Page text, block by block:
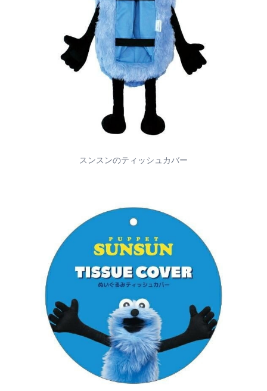
スンスンのティッシュカバー